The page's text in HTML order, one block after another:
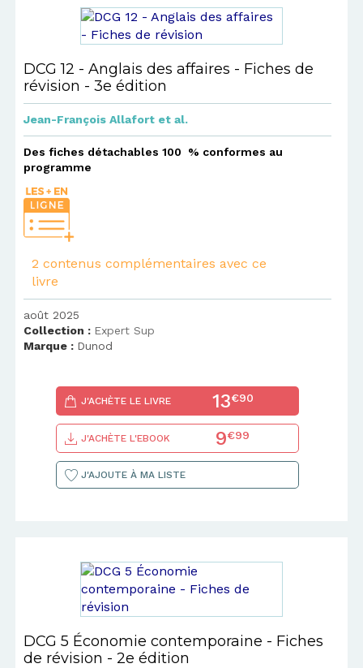
DCG 12 - Anglais des affaires - Fiches de
révision - 3e édition
Jean-François Allafort et al.
Des fiches détachables 100 % conformes au
programme
2 contenus complémentaires avec ce
livre
août 2025
Collection : Expert Sup
Marque : Dunod
J'ACHÈTE LE LIVRE 13€90
J'ACHÈTE L'EBOOK 9€99
J'AJOUTE À MA LISTE
DCG 5 Économie contemporaine - Fiches
de révision - 2e édition